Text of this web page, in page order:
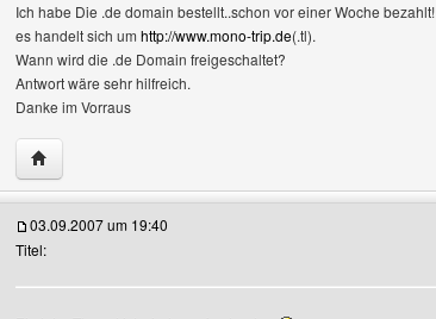
Profile anzeigen
Ich habe Die .de domain bestellt..schon vor einer Woche bezahlt!
es handelt sich um http://www.mono-trip.de(.tl).
Wann wird die .de Domain freigeschaltet?
Antwort wäre sehr hilfreich.
Danke im Vorraus
Website dieses Benutzers besuchen: mono-trip
03.09.2007 um 19:40
Titel: